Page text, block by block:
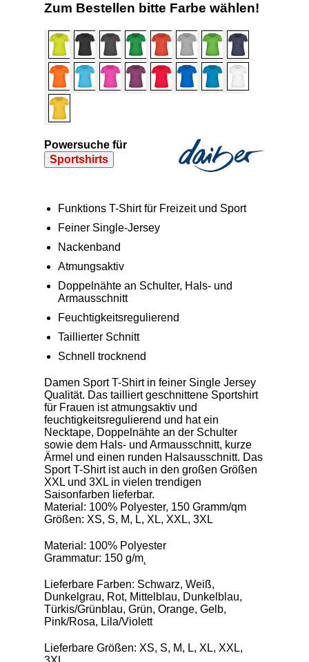
Zum Bestellen bitte Farbe wählen!
Powersuche für
Sportshirts
Funktions T-Shirt für Freizeit und Sport
Feiner Single-Jersey
Nackenband
Atmungsaktiv
Doppelnähte an Schulter, Hals- und
Armausschnitt
Feuchtigkeitsregulierend
Taillierter Schnitt
Schnell trocknend
Damen Sport T-Shirt in feiner Single Jersey
Qualität. Das tailliert geschnittene Sportshirt
für Frauen ist atmungsaktiv und
feuchtigkeitsregulierend und hat ein
Necktape, Doppelnähte an der Schulter
sowie dem Hals- und Armausschnitt, kurze
Ärmel und einen runden Halsausschnitt. Das
Sport T-Shirt ist auch in den großen Größen
XXL und 3XL in vielen trendigen
Saisonfarben lieferbar.
Material: 100% Polyester, 150 Gramm/qm
Größen: XS, S, M, L, XL, XXL, 3XL
Material: 100% Polyester
Grammatur: 150 g/m˛
Lieferbare Farben: Schwarz, Weiß,
Dunkelgrau, Rot, Mittelblau, Dunkelblau,
Türkis/Grünblau, Grün, Orange, Gelb,
Pink/Rosa, Lila/Violett
Lieferbare Größen: XS, S, M, L, XL, XXL,